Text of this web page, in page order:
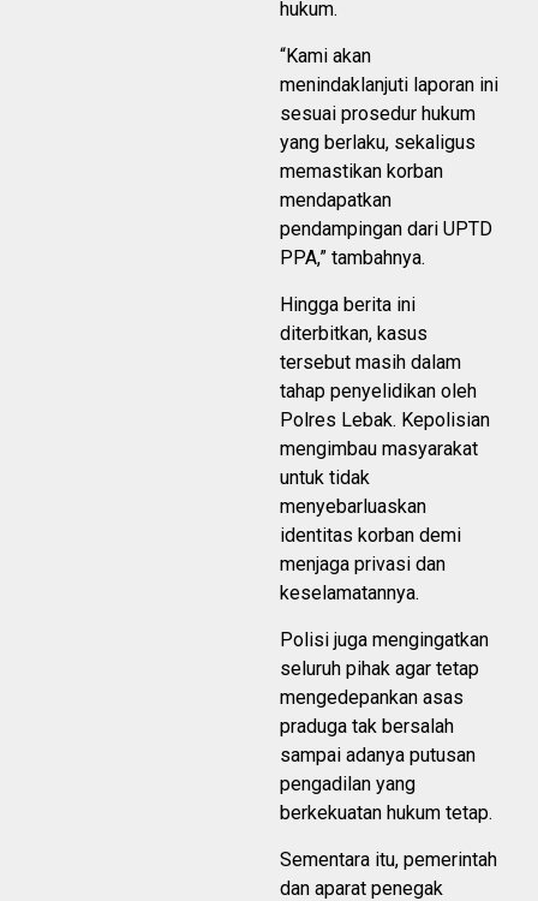
hukum.
“Kami akan
menindaklanjuti laporan ini
sesuai prosedur hukum
yang berlaku, sekaligus
memastikan korban
mendapatkan
pendampingan dari UPTD
PPA,” tambahnya.
Hingga berita ini
diterbitkan, kasus
tersebut masih dalam
tahap penyelidikan oleh
Polres Lebak. Kepolisian
mengimbau masyarakat
untuk tidak
menyebarluaskan
identitas korban demi
menjaga privasi dan
keselamatannya.
Polisi juga mengingatkan
seluruh pihak agar tetap
mengedepankan asas
praduga tak bersalah
sampai adanya putusan
pengadilan yang
berkekuatan hukum tetap.
Sementara itu, pemerintah
dan aparat penegak